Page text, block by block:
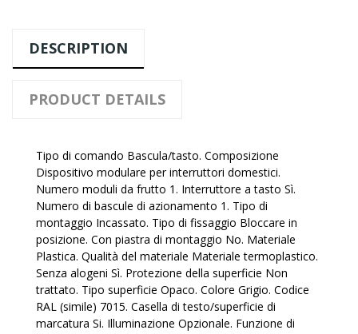
DESCRIPTION
PRODUCT DETAILS
Tipo di comando Bascula/tasto. Composizione
Dispositivo modulare per interruttori domestici.
Numero moduli da frutto 1. Interruttore a tasto Sì.
Numero di bascule di azionamento 1. Tipo di
montaggio Incassato. Tipo di fissaggio Bloccare in
posizione. Con piastra di montaggio No. Materiale
Plastica. Qualità del materiale Materiale termoplastico.
Senza alogeni Sì. Protezione della superficie Non
trattato. Tipo superficie Opaco. Colore Grigio. Codice
RAL (simile) 7015. Casella di testo/superficie di
marcatura Si. Illuminazione Opzionale. Funzione di